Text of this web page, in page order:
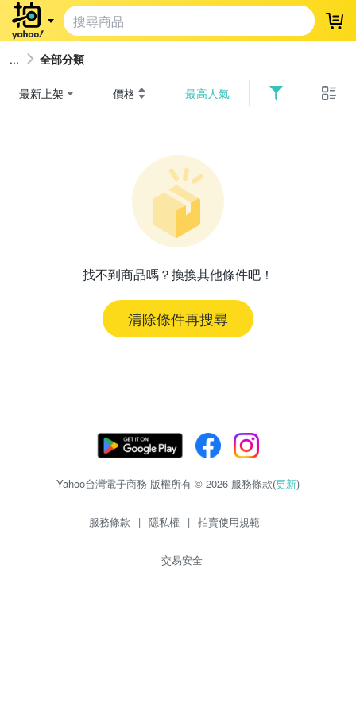
登
全部分類
最新上架 價格 最高人氣
找不到商品嗎？換換其他條件吧！
清除條件再搜尋
Yahoo台灣電子商務 版權所有 © 2026 服務條款(更新)
服務條款 | 隱私權 | 拍賣使用規範
交易安全